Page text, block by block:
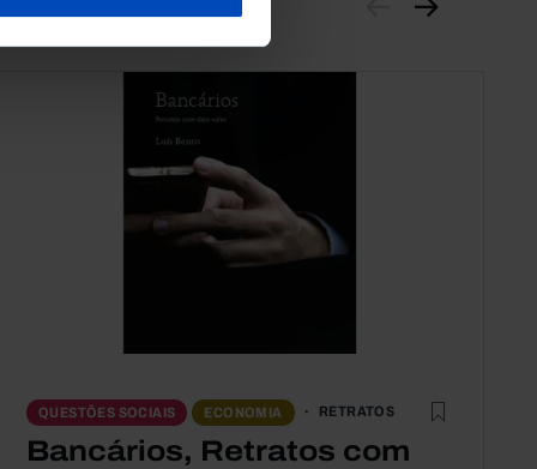
QUESTÕES SOCIAIS ECONOMIA RETRATOS
Bancários, Retratos com